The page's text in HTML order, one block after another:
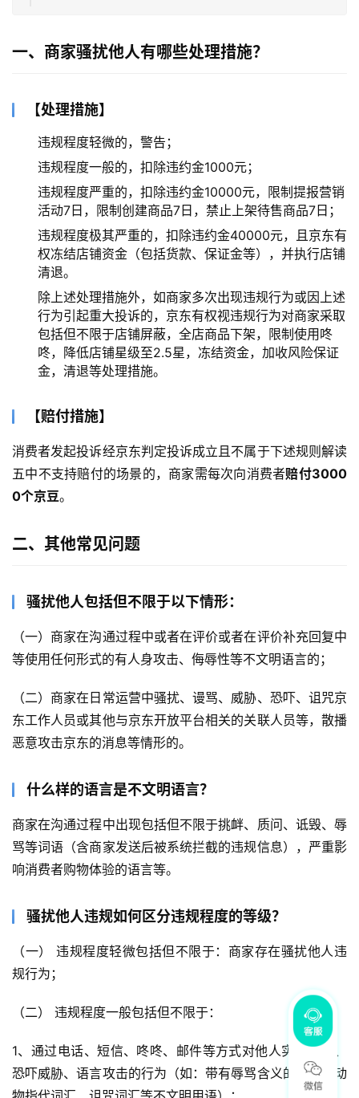
一、商家骚扰他人有哪些处理措施？
【处理措施】
违规程度轻微的，警告；
违规程度一般的，扣除违约金1000元；
违规程度严重的，扣除违约金10000元，限制提报营销
活动7日，限制创建商品7日，禁止上架待售商品7日；
违规程度极其严重的，扣除违约金40000元，且京东有
权冻结店铺资金（包括货款、保证金等），并执行店铺
清退。
除上述处理措施外，如商家多次出现违规行为或因上述
行为引起重大投诉的，京东有权视违规行为对商家采取
包括但不限于店铺屏蔽，全店商品下架，限制使用咚
咚，降低店铺星级至2.5星，冻结资金，加收风险保证
金，清退等处理措施。
【赔付措施】
消费者发起投诉经京东判定投诉成立且不属于下述规则解读
五中不支持赔付的场景的，商家需每次向消费者赔付3000
0个京豆。
二、其他常见问题
骚扰他人包括但不限于以下情形：
（一）商家在沟通过程中或者在评价或者在评价补充回复中
等使用任何形式的有人身攻击、侮辱性等不文明语言的；
（二）商家在日常运营中骚扰、谩骂、威胁、恐吓、诅咒京
东工作人员或其他与京东开放平台相关的关联人员等，散播
恶意攻击京东的消息等情形的。
什么样的语言是不文明语言？
商家在沟通过程中出现包括但不限于挑衅、质问、诋毁、辱
骂等词语（含商家发送后被系统拦截的违规信息），严重影
响消费者购物体验的语言等。
骚扰他人违规如何区分违规程度的等级？
（一） 违规程度轻微包括但不限于：商家存在骚扰他人违
规行为；
（二） 违规程度一般包括但不限于：
1、通过电话、短信、咚咚、邮件等方式对他人实施侮辱、
恐吓威胁、语言攻击的行为（如：带有辱骂含义的词汇、动